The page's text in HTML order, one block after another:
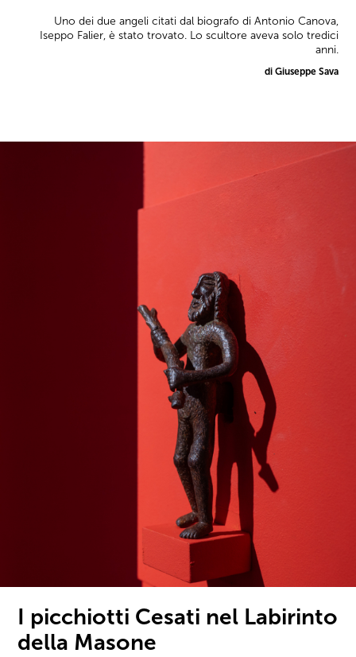
Uno dei due angeli citati dal biografo di Antonio Canova,
Iseppo Falier, è stato trovato. Lo scultore aveva solo tredici
anni.
di Giuseppe Sava
I picchiotti Cesati nel Labirinto
della Masone